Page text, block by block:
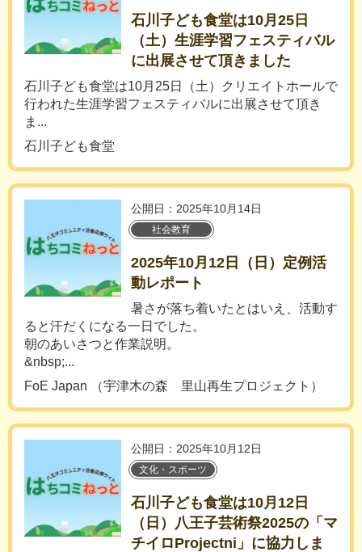
石川子ども食堂は10月25日
（土）生涯学習フェスティバル
に出展させて頂きました
石川子ども食堂は10月25日（土）クリエイトホールで
行われた生涯学習フェスティバルに出展させて頂き
ま...
石川子ども食堂
公開日：2025年10月14日
社会教育
2025年10月12日（日）定例活
動レポート
暑さが落ち着いたとはいえ、活動す
ると汗だくになる一日でした。
朝のあいさつと作業説明。
&nbsp;...
FoE Japan （宇津木の森 里山再生プロジェクト）
公開日：2025年10月12日
文化・スポーツ
石川子ども食堂は10月12日
（日）八王子芸術祭2025の「マ
チイロProjectni」に協力しま